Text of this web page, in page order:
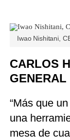
Iwao Nishitani,
CARLOS
GENERAL
“Más que
una
mesa de